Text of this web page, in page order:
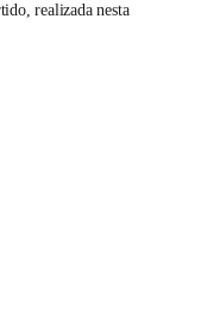
realizada nesta